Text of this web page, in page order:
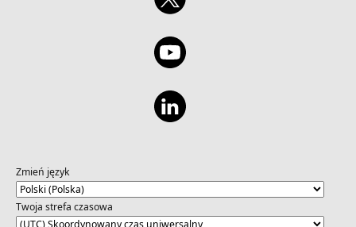
Zmień język
Twoja strefa czasowa